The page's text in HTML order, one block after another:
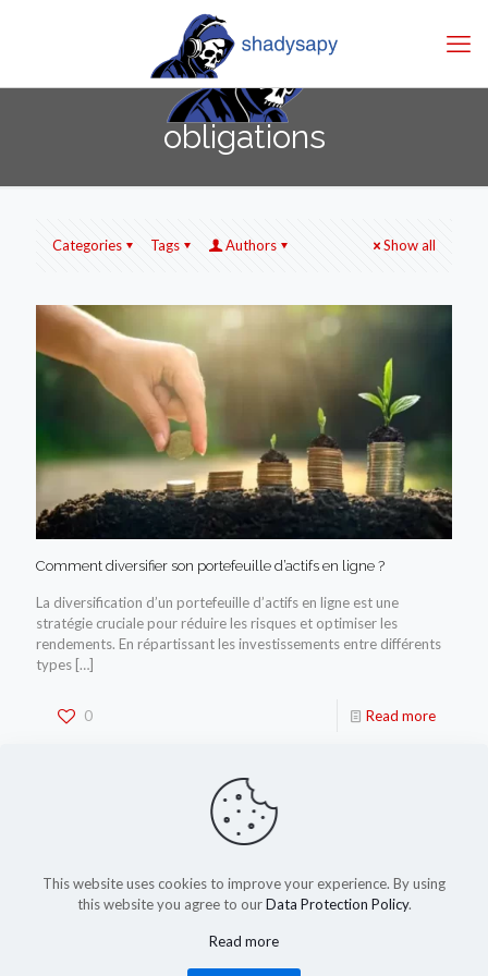
obligations
Categories Tags Authors Show all
Comment diversifier son portefeuille d’actifs en ligne ?
La diversification d’un portefeuille d’actifs en ligne est une
stratégie cruciale pour réduire les risques et optimiser les
rendements. En répartissant les investissements entre différents
types […]
0 Read more
This website uses cookies to improve your experience. By using
this website you agree to ourData Protection Policy.
Read more